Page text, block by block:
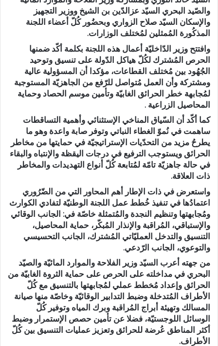
والصّيد البحري السيّد عزالدّين بن الشيخ ووزير التجهيز
والإسكان السيّد صلاح الزواري وبحضُور كُلّ أعضاء اللجنة
المذكُورة المُمثلين لمُختلف الوزارات.
وافتتح وزير الدّاخليّة أعمال هذه اللجنة بكلمة أكّد ضمنها
الحرص المُشترك لكُلّ هياكل الدّولة على تنسيق وتوحيد
الجُهُود بين مُختلف القطاعات، مؤكدا أن المسؤولية عالية
ومشتركة وأن العمل مُتواصل للرّفع من الجاهزيّة المستوجبة
لمُجابهة خطر الحرائق الغابيّة وتأمين موسم الحصاد وحماية
المحاصيل الزراعية .
كما أكّد أن السّياق المناخي الإستثنائي وأهمية التساقطات
ساهمت في نُموّ الغطاء النباتي وتوفر صابة واعدة وهو ما
يطرحُ مزيد من التحدّيات الإستراتيجيّة في حمايتها من مخاطر
الحرائق ويستوجب الترفيع في درجات اليقظة والإنتباه والبقاء
في حالة جاهزيّة تامّة لمُتابعة كُلّ أنواع التهديدات والمخاطر
ذات العلاقة.
واستعرض في ذات الإطار أهم المحاور التي من الضّرُوري
اعتمادُها في تنفيذ خُطط عمل اللجنة الوطنيّة لتفادي الكوارث
ومُجابهتها وتنظيم النجدة والمُتمثلة خاصّة في: الجانب الوقائي
والإستباقي، المُراقبة والإنذار المُبكّر، حماية المحاصيل،
التنسيق والتدخل العمليّاتي المُشترك، الجانب التحسيسي
والتوعوي، الجانب الرّدعي.
من جهته أعرب السيّد وزير الفلاحة والموارد المائيّة والصيّد
البحري في مداخلته على الحرص على حماية الثروة الغابيّة من
الحرائق وإعداد مُخطط عملي لمُجابهتها بالتنسيق مع كُلّ
الأطراف المُتدخلة وضبط التدابير الوقائيّة وخاصّة منها صيانة
المسالك وتهيئة أبراج المُراقبة وبرك المياه وتوفير كُلّ
الوسائل اللوجستيّة، فضلا عن تأمين حصص الإستمرار وضبط
أكثر المناطق عُرضة للحرائق وتعزيز عمليات التنسيق بين كُلّ
الأطراف.